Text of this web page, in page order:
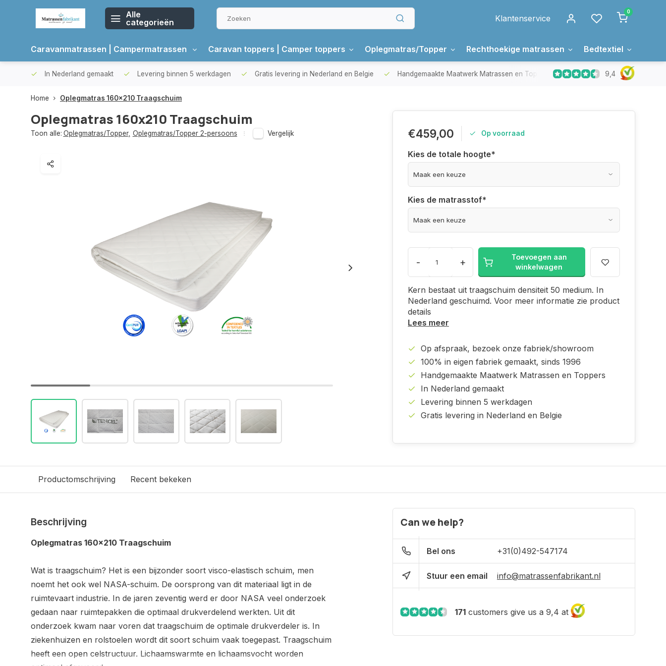
Alle
categorieën
Klantenservice
0
Caravanmatrassen | Campermatrassen Caravan toppers | Camper toppers Oplegmatras/Topper Rechthoekige matrassen Bedtextiel
In Nederland gemaakt Levering binnen 5 werkdagen Gratis levering in Nederland en Belgie Handgemaakte Maatwerk Matrassen en Toppers In Nederland gemaakt
9,4
Home Oplegmatras 160x210 Traagschuim
Oplegmatras 160x210 Traagschuim
Toon alle: Oplegmatras/Topper, Oplegmatras/Topper 2-persoons Vergelijk €459,00 Op voorraad
Kies de totale hoogte*
Kies de matrasstof*
- +
Toevoegen aan
winkelwagen
Kern bestaat uit traagschuim densiteit 50 medium. In
Nederland geschuimd. Voor meer informatie zie product
details
Lees meer
Op afspraak, bezoek onze fabriek/showroom
100% in eigen fabriek gemaakt, sinds 1996
Handgemaakte Maatwerk Matrassen en Toppers
In Nederland gemaakt
Levering binnen 5 werkdagen
Gratis levering in Nederland en Belgie
Productomschrijving Recent bekeken
Beschrijving
Oplegmatras 160x210 Traagschuim
Wat is traagschuim? Het is een bijzonder soort visco-elastisch schuim, men
noemt het ook wel NASA-schuim. De oorsprong van dit materiaal ligt in de
ruimtevaart industrie. In de jaren zeventig werd er door NASA veel onderzoek
gedaan naar ruimtepakken die optimaal drukverdelend werkten. Uit dit
onderzoek kwam naar voren dat traagschuim de optimale drukverdeler is. In
ziekenhuizen en rolstoelen wordt dit soort schuim vaak toegepast. Traagschuim
heeft een open celstructuur. Lichaamswarmte en lichaamsvocht worden
Can we help?
Bel ons +31(0)492-547174
Stuur een email info@matrassenfabrikant.nl
171 customers give us a 9,4 at